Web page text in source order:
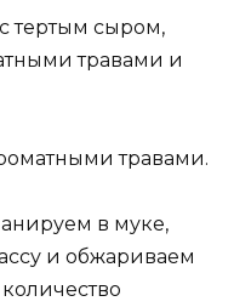
тертым сыром,
травами и
травами.
в муке,
и обжариваем